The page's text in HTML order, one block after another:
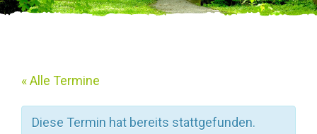
« Alle Termine
Diese Termin hat bereits stattgefunden.